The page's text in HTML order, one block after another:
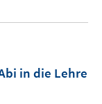
in die Lehre